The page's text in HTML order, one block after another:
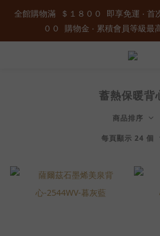
全館購物滿  ＄１８００  即享免運 ‧ 首
００  購物金 ‧ 累積會員等級最
全館購物滿  ＄１８００  即享免運 ‧ 首
００  購物金 ‧ 累積會員等級最
加入官方LINE ID :
全館購物滿  ＄１８００  即享免運 ‧ 首
蓄熱保暖背
商品排序
每頁顯示 24 個